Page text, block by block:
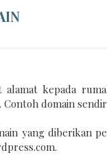
alamat kepada
. Contoh domain
yang diberikan